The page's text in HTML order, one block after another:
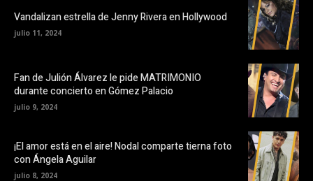
Vandalizan estrella de Jenny Rivera en Hollywood
julio 11, 2024
Fan de Julión Álvarez le pide MATRIMONIO
durante concierto en Gómez Palacio
julio 9, 2024
¡El amor está en el aire! Nodal comparte tierna foto
con Ángela Aguilar
julio 8, 2024